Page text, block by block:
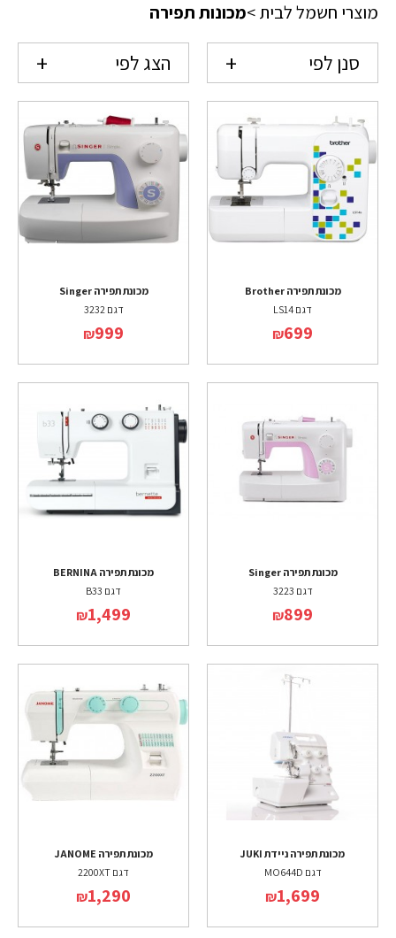
מוצרי חשמל לבית>מכונות תפירה
סנן לפי הצג לפי
מכונת תפירה Brother
דגם LS14
₪699
מכונת תפירה Singer
דגם 3232
₪999
מכונת תפירה Singer
דגם 3223
₪899
מכונת תפירה BERNINA
דגם B33
₪1,499
מכונת תפירה ניידת JUKI
דגם MO644D
₪1,699
מכונת תפירה JANOME
דגם 2200XT
₪1,290